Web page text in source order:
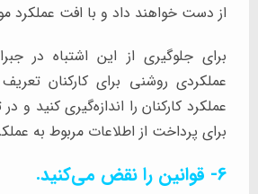
از دست خواهند داد و با افت عملکرد
برای جلوگیری از این اشتباه در
عملکردی روشنی برای کارکنان
عملکرد کارکنان را اندازه‌گیری کنید و
برای پرداخت از اطلاعات مربوط به
6- قوانین را نقض می‌کنید.